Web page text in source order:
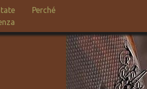
Perché